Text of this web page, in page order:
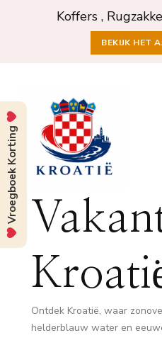
Koffers ,
BEKIJK HET
Ontdek Kroatië, waar
helderblauw water en
Vroegboek Korting